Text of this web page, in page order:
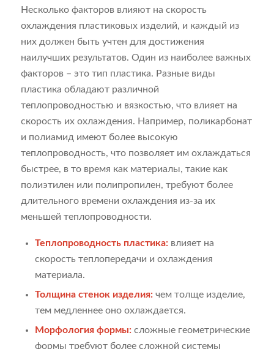
Несколько факторов влияют на скорость
охлаждения пластиковых изделий, и каждый из
них должен быть учтен для достижения
наилучших результатов. Один из наиболее важных
факторов – это тип пластика. Разные виды
пластика обладают различной
теплопроводностью и вязкостью, что влияет на
скорость их охлаждения. Например, поликарбонат
и полиамид имеют более высокую
теплопроводность, что позволяет им охлаждаться
быстрее, в то время как материалы, такие как
полиэтилен или полипропилен, требуют более
длительного времени охлаждения из-за их
меньшей теплопроводности.
Теплопроводность пластика:влияет на
скорость теплопередачи и охлаждения
материала.
Толщина стенок изделия:чем толще изделие,
тем медленнее оно охлаждается.
Морфология формы:сложные геометрические
формы требуют более сложной системы